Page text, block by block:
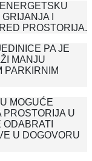
I
PROSTORIJA.
PA JE
MANJU
PARKIRNIM
MOGUĆE
PROSTORIJA U
U DOGOVORU